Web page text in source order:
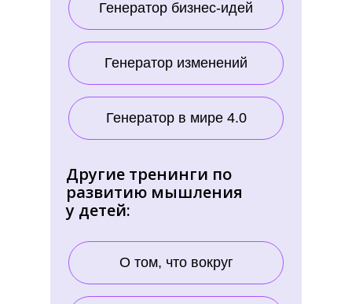
Генератор изменений
Генератор в мире 4.0
Другие тренинги по
развитию мышления
у детей:
Генератор бизнес-идей
О том, что вокруг